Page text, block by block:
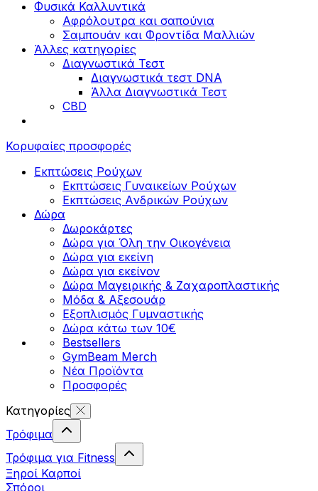
Φυσικά Καλλυντικά
Αφρόλουτρα και σαπούνια
Σαμπουάν και Φροντίδα Μαλλιών
Άλλες κατηγορίες
Διαγνωστικά Τεστ
Διαγνωστικά τεστ DNA
Άλλα Διαγνωστικά Τεστ
CBD
Κορυφαίες προσφορές
Εκπτώσεις Ρούχων
Εκπτώσεις Γυναικείων Ρούχων
Εκπτώσεις Aνδρικών Ρούχων
Δώρα
Δωροκάρτες
Δώρα για Όλη την Οικογένεια
Δώρα για εκείνη
Δώρα για εκείνον
Δώρα Μαγειρικής & Ζαχαροπλαστικής
Μόδα & Αξεσουάρ
Εξοπλισμός Γυμναστικής
Δώρα κάτω των 10€
Bestsellers
GymBeam Merch
Νέα Προϊόντα
Προσφορές
Κατηγορίες
Τρόφιμα
Τρόφιμα για Fitness
Ξηροί Καρποί
Σπόροι